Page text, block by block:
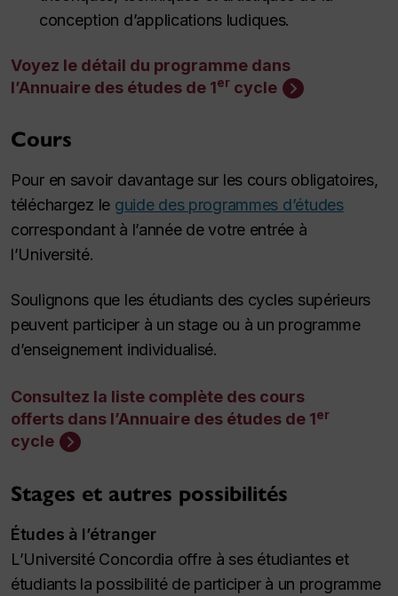
conception d’applications ludiques.
Voyez le détail du programme dans
l’Annuaire des études de 1er cycle
Cours
Pour en savoir davantage sur les cours obligatoires,
téléchargez le guide des programmes d’études
correspondant à l’année de votre entrée à
l’Université.
Soulignons que les étudiants des cycles supérieurs
peuvent participer à un stage ou à un programme
d’enseignement individualisé.
Consultez la liste complète des cours
offerts dans l’Annuaire des études de 1er
cycle
Stages et autres possibilités
Études à l’étranger
L’Université Concordia offre à ses étudiantes et
étudiants la possibilité de participer à un programme